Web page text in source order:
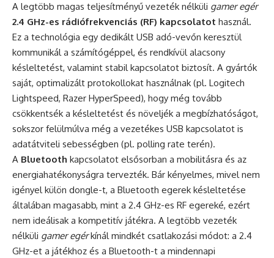
A legtöbb magas teljesítményű vezeték nélküli gamer egér
2.4 GHz-es rádiófrekvenciás (RF) kapcsolatot használ.
Ez a technológia egy dedikált USB adó-vevőn keresztül
kommunikál a számítógéppel, és rendkívül alacsony
késleltetést, valamint stabil kapcsolatot biztosít. A gyártók
saját, optimalizált protokollokat használnak (pl. Logitech
Lightspeed, Razer HyperSpeed), hogy még tovább
csökkentsék a késleltetést és növeljék a megbízhatóságot,
sokszor felülmúlva még a vezetékes USB kapcsolatot is
adatátviteli sebességben (pl. polling rate terén).
A Bluetooth kapcsolatot elsősorban a mobilitásra és az
energiahatékonyságra tervezték. Bár kényelmes, mivel nem
igényel külön dongle-t, a Bluetooth egerek késleltetése
általában magasabb, mint a 2.4 GHz-es RF egereké, ezért
nem ideálisak a kompetitív játékra. A legtöbb vezeték
nélküli gamer egérkínál mindkét csatlakozási módot: a 2.4
GHz-et a játékhoz és a Bluetooth-t a mindennapi